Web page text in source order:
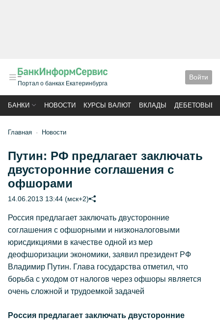
Портал о банках Екатеринбурга
Войти
БАНКИ НОВОСТИ КУРСЫ ВАЛЮТ ВКЛАДЫ ДЕБЕТОВЫЕ
Главная Новости
Путин: РФ предлагает заключать
двусторонние соглашения с
офшорами
14.06.2013 13:44 (мск+2)
Россия предлагает заключать двусторонние
соглашения с офшорными и низконалоговыми
юрисдикциями в качестве одной из мер
деофшоризации экономики, заявил президент РФ
Владимир Путин. Глава государства отметил, что
борьба с уходом от налогов через офшоры является
очень сложной и трудоемкой задачей
Россия предлагает заключать двусторонние